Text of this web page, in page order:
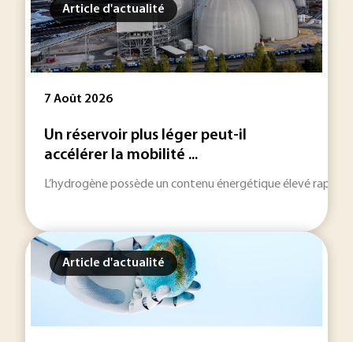
Article d'actualité
7 Août 2026
Un réservoir plus léger peut-il
accélérer la mobilité ...
L’hydrogène possède un contenu énergétique élevé
Article d'actualité